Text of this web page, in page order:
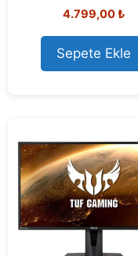
0
u
t
o
4.799,00₺
Sepete Ekle